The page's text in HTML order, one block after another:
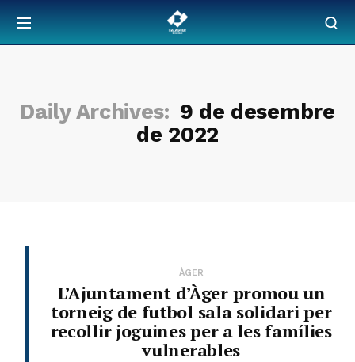
Daily Archives: 9 de desembre
de 2022
ÀGER
L’Ajuntament d’Àger promou un
torneig de futbol sala solidari per
recollir joguines per a les famílies
vulnerables